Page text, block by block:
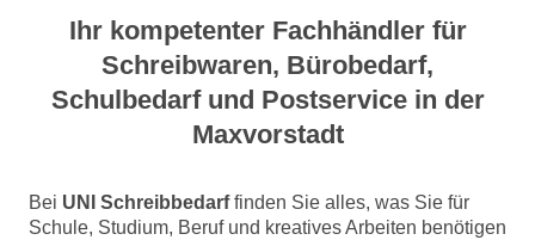
Ihr kompetenter Fachhändler für
Schreibwaren, Bürobedarf,
Schulbedarf und Postservice in der
Maxvorstadt
Bei UNI Schreibbedarffinden Sie alles, was Sie für
Schule, Studium, Beruf und kreatives Arbeiten benötigen